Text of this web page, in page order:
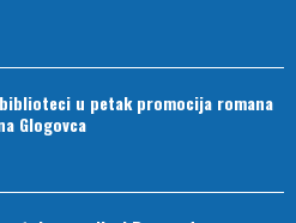
u petak promocija romana
Glogovca